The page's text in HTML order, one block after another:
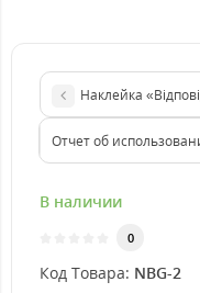
Наклейка
Отчет об
В наличии
0
Код Товара: NBG-2